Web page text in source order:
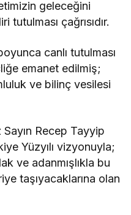
geleceğini
tutulması çağrısıdır.
canlı tutulması
emanet edilmiş;
ve bilinç vesilesi
Sayın Recep Tayyip
Yüzyılı vizyonuyla;
ve adanmışlıkla bu
taşıyacaklarına olan